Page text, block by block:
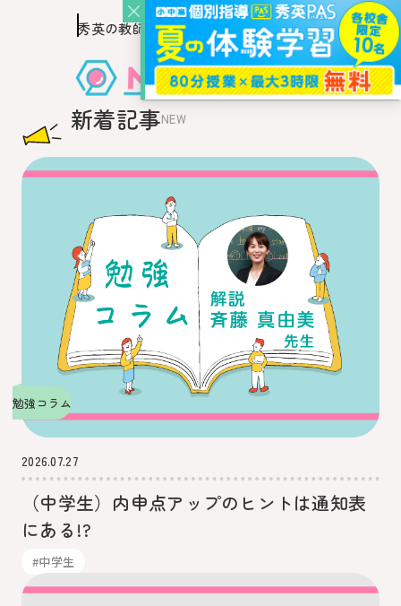
このページの本文へ移動
秀英の教師を知り、
秀英の教師から教わるウェブ・メディア
新着記事NEW
勉強コラム
2026.07.27
（中学生）内申点アップのヒントは通知表
にある!?
#中学生